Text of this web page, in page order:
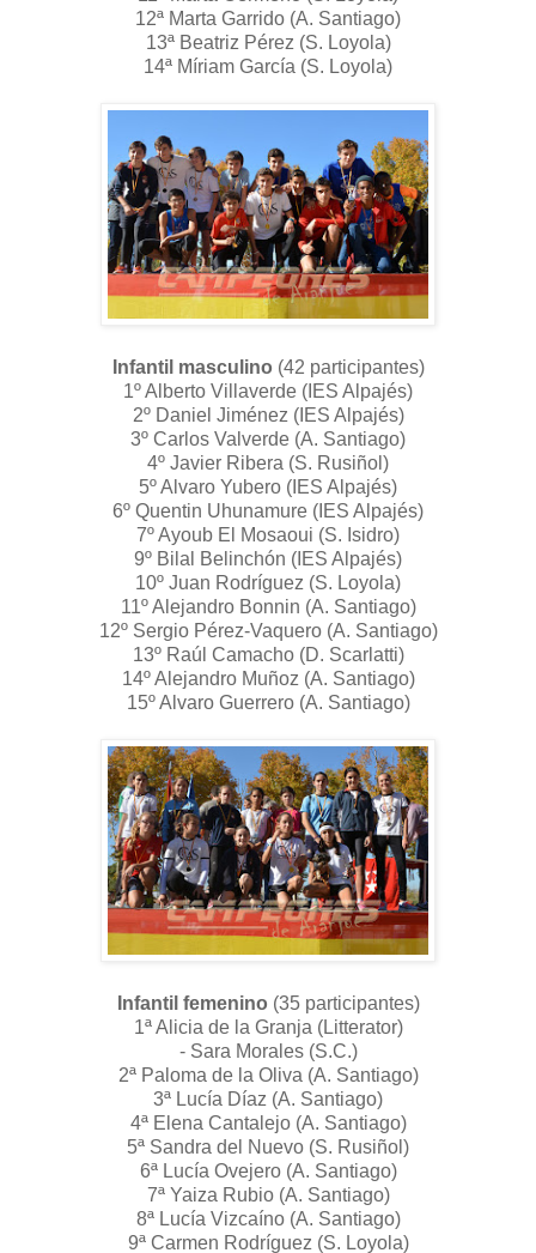
12ª Marta Garrido (A. Santiago)
13ª Beatriz Pérez (S. Loyola)
14ª Míriam García (S. Loyola)
Infantil masculino (42 participantes)
1º Alberto Villaverde (IES Alpajés)
2º Daniel Jiménez (IES Alpajés)
3º Carlos Valverde (A. Santiago)
4º Javier Ribera (S. Rusiñol)
5º Alvaro Yubero (IES Alpajés)
6º Quentin Uhunamure (IES Alpajés)
7º Ayoub El Mosaoui (S. Isidro)
9º Bilal Belinchón (IES Alpajés)
10º Juan Rodríguez (S. Loyola)
11º Alejandro Bonnin (A. Santiago)
12º Sergio Pérez-Vaquero (A. Santiago)
13º Raúl Camacho (D. Scarlatti)
14º Alejandro Muñoz (A. Santiago)
15º Alvaro Guerrero (A. Santiago)
Infantil femenino (35 participantes)
1ª Alicia de la Granja (Litterator)
- Sara Morales (S.C.)
2ª Paloma de la Oliva (A. Santiago)
3ª Lucía Díaz (A. Santiago)
4ª Elena Cantalejo (A. Santiago)
5ª Sandra del Nuevo (S. Rusiñol)
6ª Lucía Ovejero (A. Santiago)
7ª Yaiza Rubio (A. Santiago)
8ª Lucía Vizcaíno (A. Santiago)
9ª Carmen Rodríguez (S. Loyola)